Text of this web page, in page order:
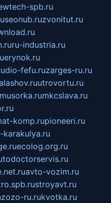
spb.ru
seonub.ruzvonitut.ru
ru-industria.ru
erynok.ru
fefu.ruzarges-ru.ru
utrovortu.ru
mkcslava.ru
komp.rupioneeri.ru
karakulya.ru
ecolog.org.ru
avto-vozim.ru
stroyavt.ru
ru.rukvotka.ru